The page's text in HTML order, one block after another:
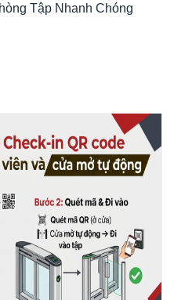
Tập Nhanh Chóng